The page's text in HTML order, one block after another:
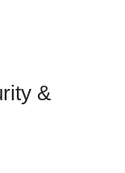
&